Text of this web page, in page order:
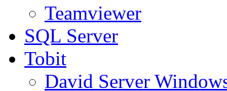
Teamviewer
SQL Server
Tobit
David Server